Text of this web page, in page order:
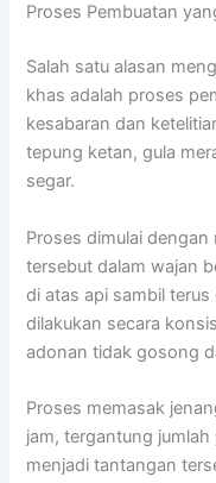
Proses Pembuatan
Salah satu alasan
khas adalah proses
kesabaran dan
tepung ketan, gula
segar.
Proses dimulai
tersebut dalam wajan
di atas api sambil
dilakukan secara
adonan tidak gosong
Proses memasak
jam, tergantung
menjadi tantangan